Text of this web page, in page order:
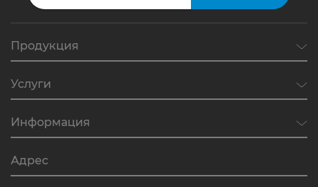
Продукция
Услуги
Информация
Адрес